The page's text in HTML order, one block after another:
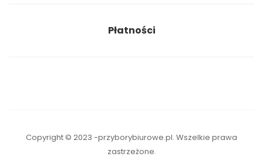
Płatności
Copyright © 2023 -przyborybiurowe.pl. Wszelkie prawa
zastrzeżone.